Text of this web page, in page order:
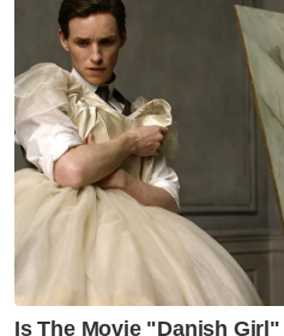
"Pihak bomba
kawasan kejadian bagi
selamat sebelum
pihak polis untuk
katanya.
Muat turun aplikasi
Buruh Maut